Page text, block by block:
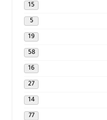
15
5
19
58
16
27
14
77